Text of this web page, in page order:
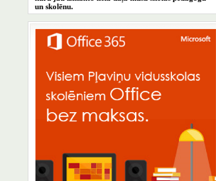
un skolēnu.